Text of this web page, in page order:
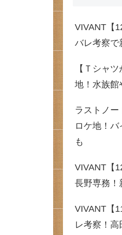
VIVANT【
バレ考察で
【Ｔシャ
地！水族館
ラストノ
ロケ地！
も
VIVANT【
長野専務！
VIVANT【
レ考察！高